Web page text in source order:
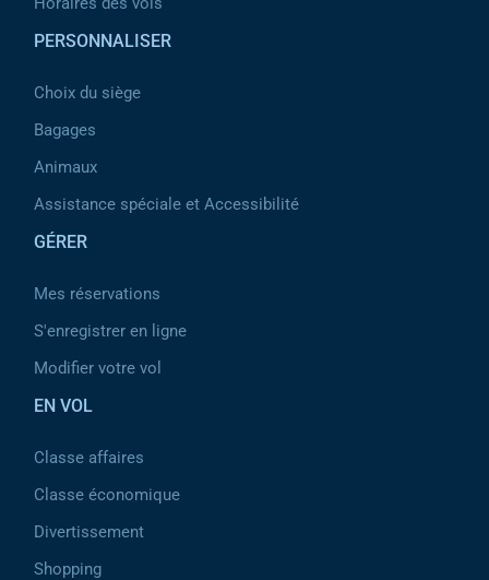
PERSONNALISER
Choix du siège
Bagages
Animaux
Assistance spéciale et Accessibilité
GÉRER
Mes réservations
S'enregistrer en ligne
Modifier votre vol
EN VOL
Classe affaires
Classe économique
Divertissement
Shopping